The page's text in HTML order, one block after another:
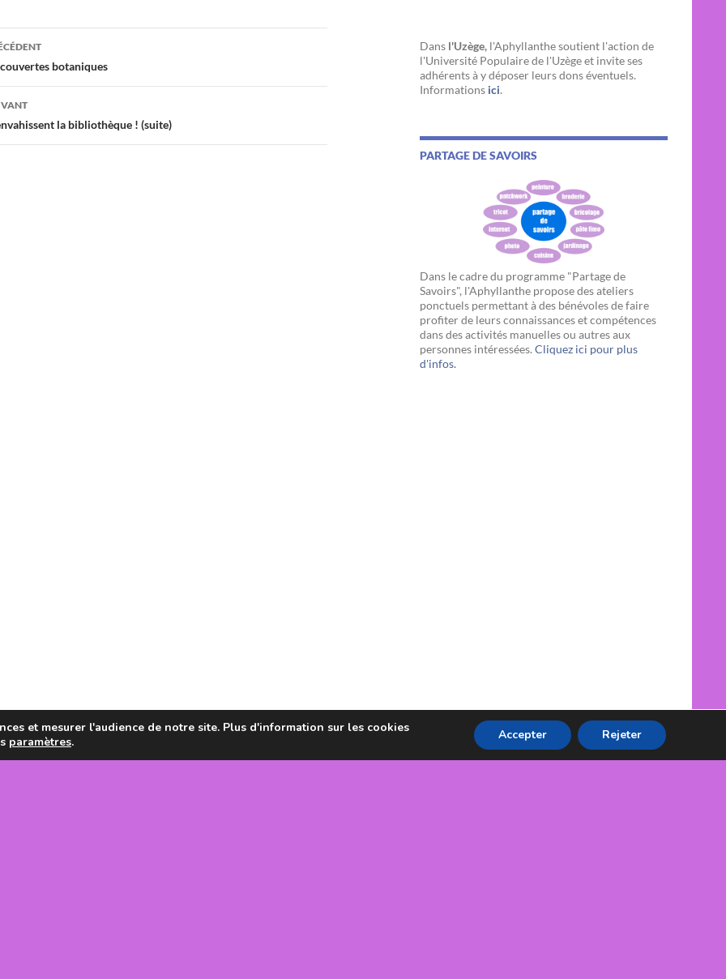
botaniques
la bibliothèque ! (suite)
Dans l'Uzège, l'Aphyllanthe soutient l'action de
l'Université Populaire de l'Uzège et invite ses
adhérents à y déposer leurs dons éventuels.
Informations ici.
PARTAGE DE SAVOIRS
Dans le cadre du programme "Partage de
Savoirs", l'Aphyllanthe propose des ateliers
ponctuels permettant à des bénévoles de faire
profiter de leurs connaissances et compétences
dans des activités manuelles ou autres aux
personnes intéressées. Cliquez ici pour plus
d'infos.
et mesurer l'audience de notre site. Plus d'information sur les cookies
paramètres. Accepter Rejeter